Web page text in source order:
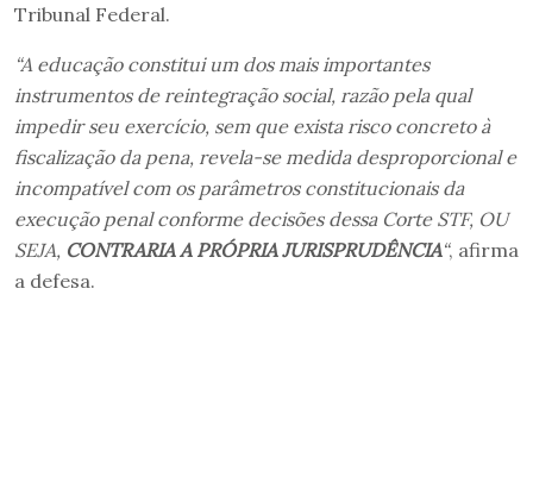
Tribunal Federal.
“A educação constitui um dos mais importantes
instrumentos de reintegração social, razão pela qual
impedir seu exercício, sem que exista risco concreto à
fiscalização da pena, revela-se medida desproporcional e
incompatível com os parâmetros constitucionais da
execução penal conforme decisões dessa Corte STF, OU
SEJA, CONTRARIA A PRÓPRIA JURISPRUDÊNCIA“, afirma
a defesa.